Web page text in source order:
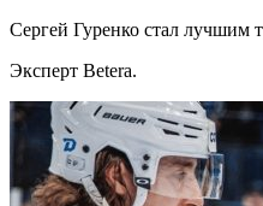
Сергей Гуренко стал лучшим
Эксперт Betera.